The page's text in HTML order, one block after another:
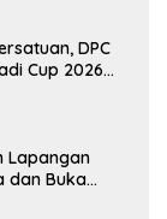
DPC
Cup 2026
Lapangan
dan Buka